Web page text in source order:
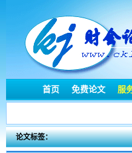
首页 免费论文 服
论文标签：